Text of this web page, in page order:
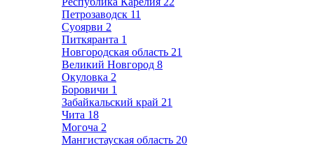
Петрозаводск 11
Суоярви 2
Питкяранта 1
Новгородская область 21
Великий Новгород 8
Окуловка 2
Боровичи 1
Забайкальский край 21
Чита 18
Могоча 2
Мангистауская область 20